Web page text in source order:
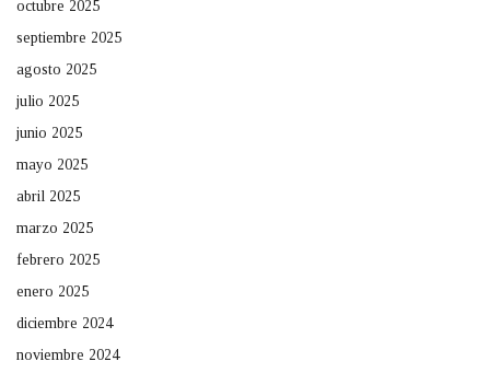
octubre 2025
septiembre 2025
agosto 2025
julio 2025
junio 2025
mayo 2025
abril 2025
marzo 2025
febrero 2025
enero 2025
diciembre 2024
noviembre 2024